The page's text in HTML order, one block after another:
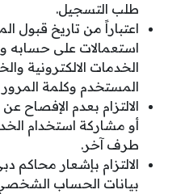
طلب التسجيل.
اعتباراً من تاريخ قبول
استعمالات على حسابه
الخدمات الالكترونية
المستخدم وكلمة
الالتزام بعدم الإفصاح
أو مشاركة استخدام
طرف آخر.
الالتزام بإشعار محاكم
بيانات الحساب